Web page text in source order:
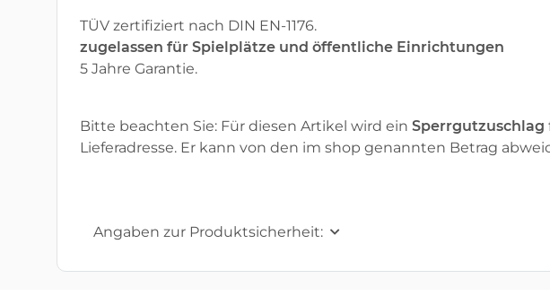
TÜV zertifiziert nach DIN EN-1176.
zugelassen für Spielplätze und öffentliche Einrichtungen
5 Jahre Garantie.
Bitte beachten Sie: Für diesen Artikel wird ein Sperrgutzuschlag
Lieferadresse. Er kann von den im shop genannten Betrag
Angaben zur Produktsicherheit: